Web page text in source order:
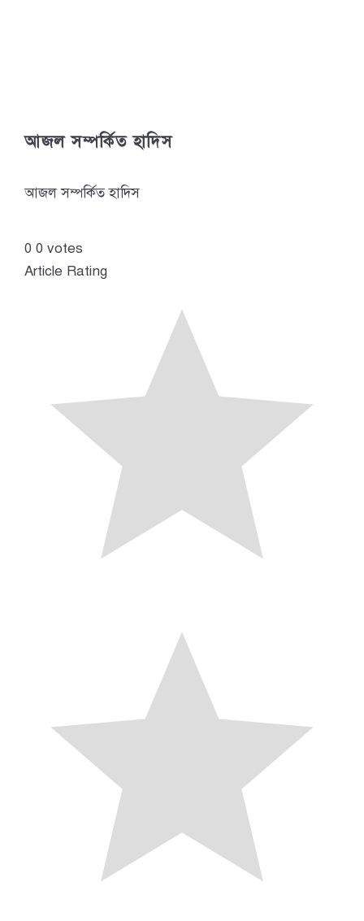
আজল সম্পর্কিত হাদিস
আজল সম্পর্কিত হাদিস
0 0 votes
Article Rating